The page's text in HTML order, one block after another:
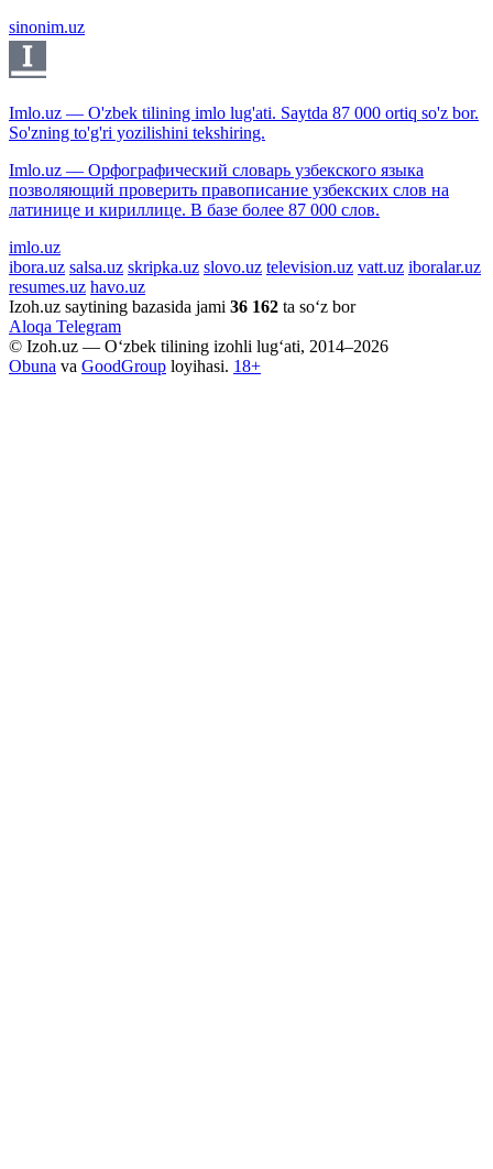
sinonim.uz
Imlo.uz — O'zbek tilining imlo lug'ati. Saytda 87 000 ortiq so'z bor.
So'zning to'g'ri yozilishini tekshiring.
Imlo.uz — Орфографический словарь узбекского языка
позволяющий проверить правописание узбекских слов на
латинице и кириллице. В базе более 87 000 слов.
imlo.uz
ibora.uz salsa.uz skripka.uz slovo.uz television.uz vatt.uz iboralar.uz
resumes.uz havo.uz
Izoh.uz saytining bazasida jami 36 162 ta so‘z bor
Aloqa Telegram
© Izoh.uz — O‘zbek tilining izohli lug‘ati, 2014–2026
Obuna va GoodGroup loyihasi. 18+